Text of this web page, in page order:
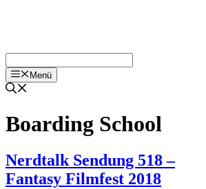
Menü
Boarding School
Nerdtalk Sendung 518 –
Fantasy Filmfest 2018